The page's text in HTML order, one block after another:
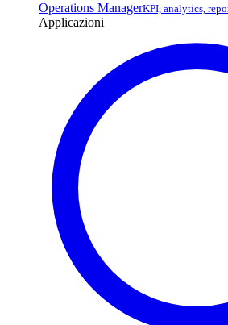
Operations ManagerKPI, analytics,
Applicazioni